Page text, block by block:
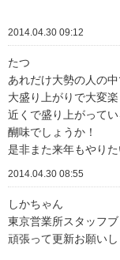
2014.04.30 09:12
たつ
あれだけ大勢の人の
大盛り上がりで大変
近くで盛り上がって
醐味でしょうか！
是非また来年もやり
2014.04.30 08:55
しかちゃん
東京営業所スタッフ
頑張って更新お願いし